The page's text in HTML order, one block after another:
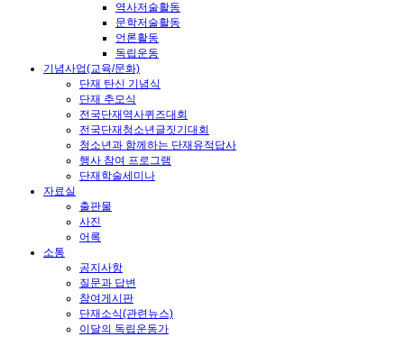
역사저술활동
문학저술활동
언론활동
독립운동
기념사업(교육/문화)
단재 탄신 기념식
단재 추모식
전국단재역사퀴즈대회
전국단재청소년글짓기대회
청소년과 함께하는 단재유적답사
행사 참여 프로그램
단재학술세미나
자료실
출판물
사진
어록
소통
공지사항
질문과 답변
참여게시판
단재소식(관련뉴스)
이달의 독립운동가